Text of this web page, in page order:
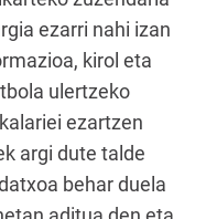
ezarri nahi izan
kirol eta
ulertzeko
ezartzen
argi dute talde
behar duela